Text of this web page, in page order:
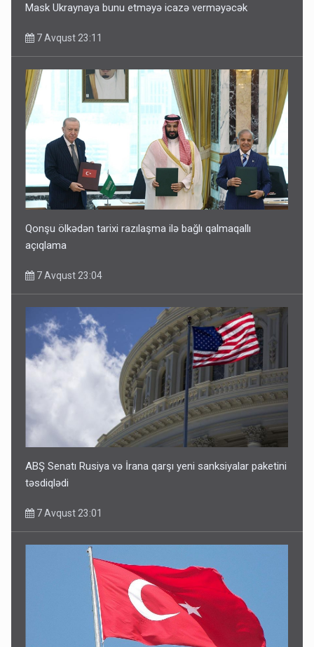
Mask Ukraynaya bunu etməyə icazə verməyəcək
7 Avqust 23:11
Qonşu ölkədən tarixi razılaşma ilə bağlı qalmaqallı
açıqlama
7 Avqust 23:04
ABŞ Senatı Rusiya və İrana qarşı yeni sanksiyalar paketini
təsdiqlədi
7 Avqust 23:01